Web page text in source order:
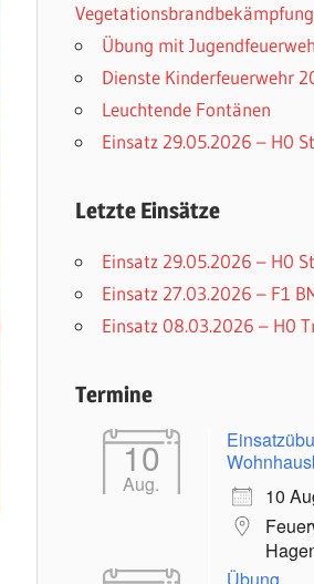
Übung mit
Dienste Kinderfeuerwehr
Leuchtende Fontänen
Einsatz 29.05.2026 – H0
Letzte Einsätze
Einsatz 29.05.2026 – H0
Einsatz 27.03.2026 – F1
Einsatz 08.03.2026 – H0
Termine
10
Aug.
10